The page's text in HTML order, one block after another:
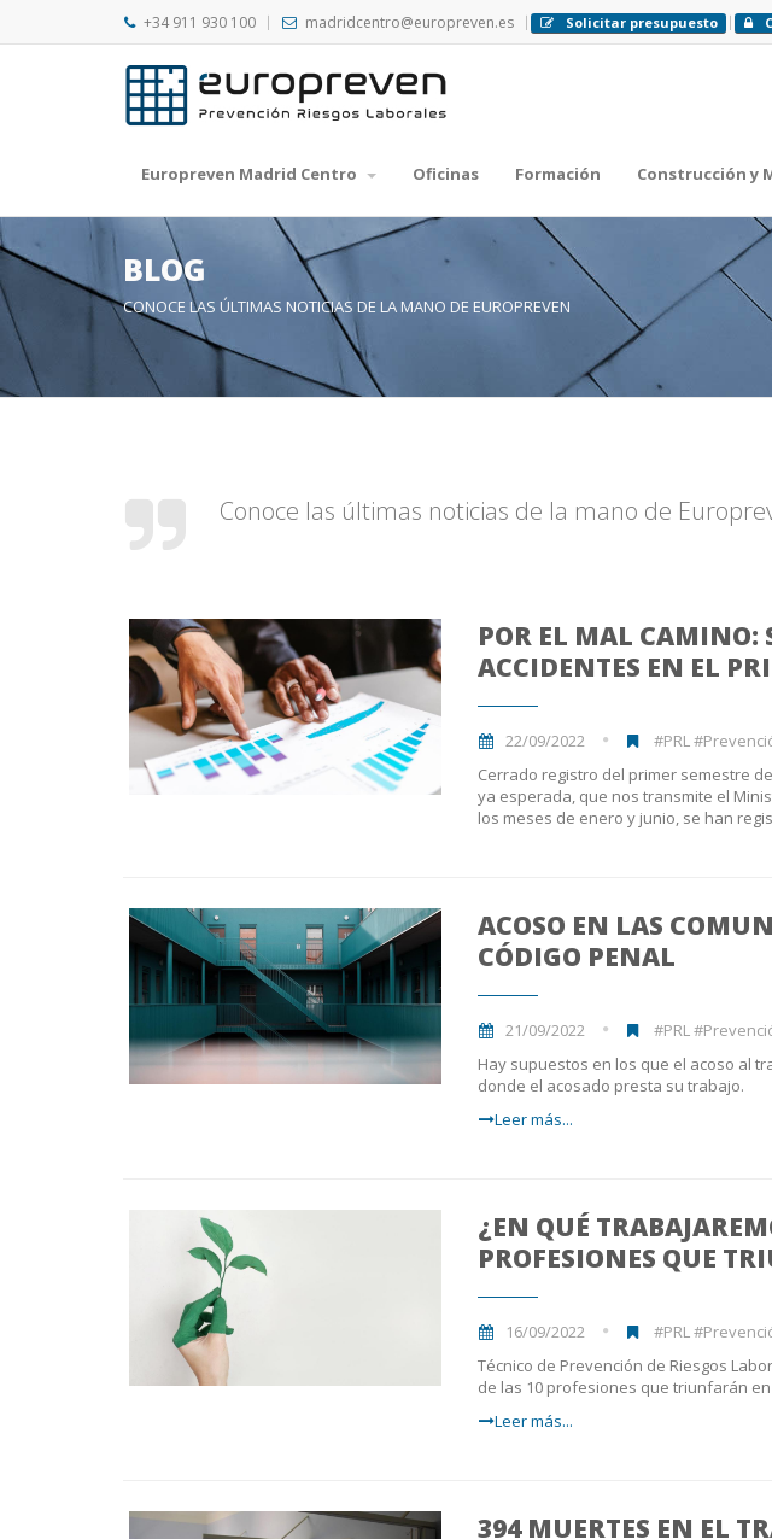
+34 911 930 100 madridcentro@europreven.es Solicitar presupuesto
Europreven Madrid Centro Oficinas Formación Construcción y
BLOG
CONOCE LAS ÚLTIMAS NOTICIAS DE LA MANO DE EUROPREVEN
Conoce las últimas noticias de la mano de
POR EL MAL CAMINO:
ACCIDENTES EN EL
22/09/2022
#PRL
Cerrado registro del primer semestre
ya esperada, que nos transmite el
los meses de enero y junio, se han
ACOSO EN LAS
CÓDIGO PENAL
21/09/2022
#PRL
Hay supuestos en los que el acoso al
donde el acosado presta su trabajo.
Leer más...
¿EN QUÉ
PROFESIONES QUE
16/09/2022
#PRL
Técnico de Prevención de Riesgos
de las 10 profesiones que triunfarán en
Leer más...
394 MUERTES EN EL